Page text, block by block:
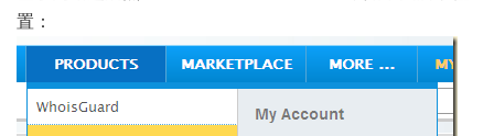
置：